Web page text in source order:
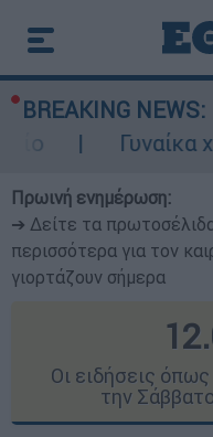
BREAKING NEWS:
χωρίς τις
Πρωινή ενημέρωση:
➔ Δείτε τα
περισσότερα για τον
γιορτάζουν σήμερα
Οι ειδήσεις
την